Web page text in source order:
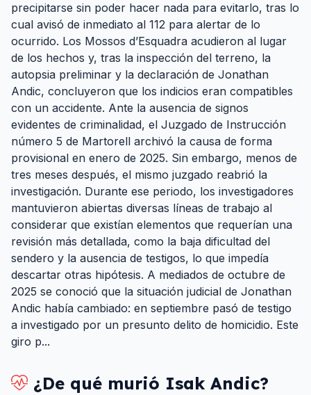
precipitarse sin poder hacer nada para evitarlo, tras lo
cual avisó de inmediato al 112 para alertar de lo
ocurrido. Los Mossos d’Esquadra acudieron al lugar
de los hechos y, tras la inspección del terreno, la
autopsia preliminar y la declaración de Jonathan
Andic, concluyeron que los indicios eran compatibles
con un accidente. Ante la ausencia de signos
evidentes de criminalidad, el Juzgado de Instrucción
número 5 de Martorell archivó la causa de forma
provisional en enero de 2025. Sin embargo, menos de
tres meses después, el mismo juzgado reabrió la
investigación. Durante ese periodo, los investigadores
mantuvieron abiertas diversas líneas de trabajo al
considerar que existían elementos que requerían una
revisión más detallada, como la baja dificultad del
sendero y la ausencia de testigos, lo que impedía
descartar otras hipótesis. A mediados de octubre de
2025 se conoció que la situación judicial de Jonathan
Andic había cambiado: en septiembre pasó de testigo
a investigado por un presunto delito de homicidio. Este
giro p...
¿De qué murió Isak Andic?